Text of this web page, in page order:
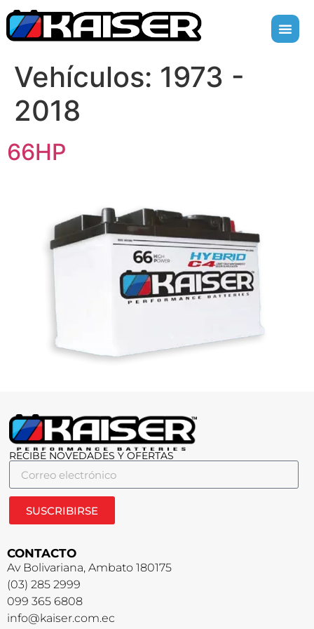
Vehículos: 1973 -
2018
66HP
RECIBE NOVEDADES Y OFERTAS
SUSCRIBIRSE
CONTACTO
Av Bolivariana, Ambato 180175
(03) 285 2999
099 365 6808
info@kaiser.com.ec